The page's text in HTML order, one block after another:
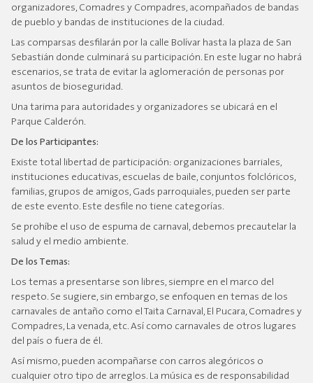
organizadores, Comadres y Compadres, acompañados de bandas
de pueblo y bandas de instituciones de la ciudad.
Las comparsas desfilarán por la calle Bolívar hasta la plaza de San
Sebastián donde culminará su participación. En este lugar no habrá
escenarios, se trata de evitar la aglomeración de personas por
asuntos de bioseguridad.
Una tarima para autoridades y organizadores se ubicará en el
Parque Calderón.
De los Participantes:
Existe total libertad de participación: organizaciones barriales,
instituciones educativas, escuelas de baile, conjuntos folclóricos,
familias, grupos de amigos, Gads parroquiales, pueden ser parte
de este evento. Este desfile no tiene categorías.
Se prohíbe el uso de espuma de carnaval, debemos precautelar la
salud y el medio ambiente.
De los Temas:
Los temas a presentarse son libres, siempre en el marco del
respeto. Se sugiere, sin embargo, se enfoquen en temas de los
carnavales de antaño como el Taita Carnaval, El Pucara, Comadres y
Compadres, La venada, etc. Así como carnavales de otros lugares
del país o fuera de él.
Así mismo, pueden acompañarse con carros alegóricos o
cualquier otro tipo de arreglos. La música es de responsabilidad